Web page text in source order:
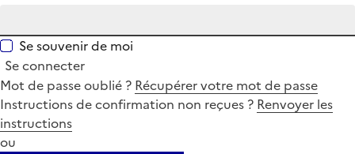
Se souvenir de moi
Se connecter
Mot de passe oublié ? Récupérer votre mot de passe
Instructions de confirmation non reçues ? Renvoyer les
instructions
ou